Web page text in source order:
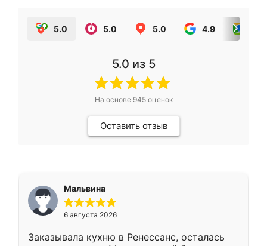
5.0 5.0 5.0 4.9
5.0 из 5
На основе 945оценок
Оставить отзыв
Мальвина
6 августа 2026
Заказывала кухню в Ренессанс, осталась